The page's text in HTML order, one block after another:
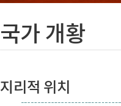
국가 개황
지리적 위치